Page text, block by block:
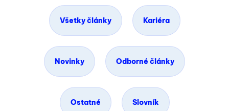
Všetky články Kariéra
Novinky Odborné články
Ostatné Slovník